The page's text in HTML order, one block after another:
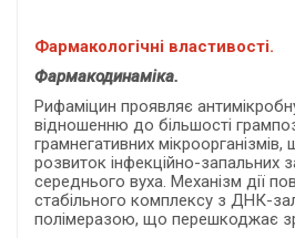
Фармакологічні властивості.
Фармакодинаміка.
Рифаміцин проявляє
відношенню до більшості
грамнегативних
розвиток інфекційно-запальних
середнього вуха. Механізм дії
стабільного комплексу з ДНК-
полімеразою, що перешкоджає